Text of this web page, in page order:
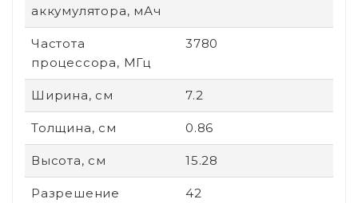
аккумулятора, мАч
Частота
процессора, МГц
3780
Ширина, см 7.2
Толщина, см 0.86
Высота, см 15.28
Разрешение
42